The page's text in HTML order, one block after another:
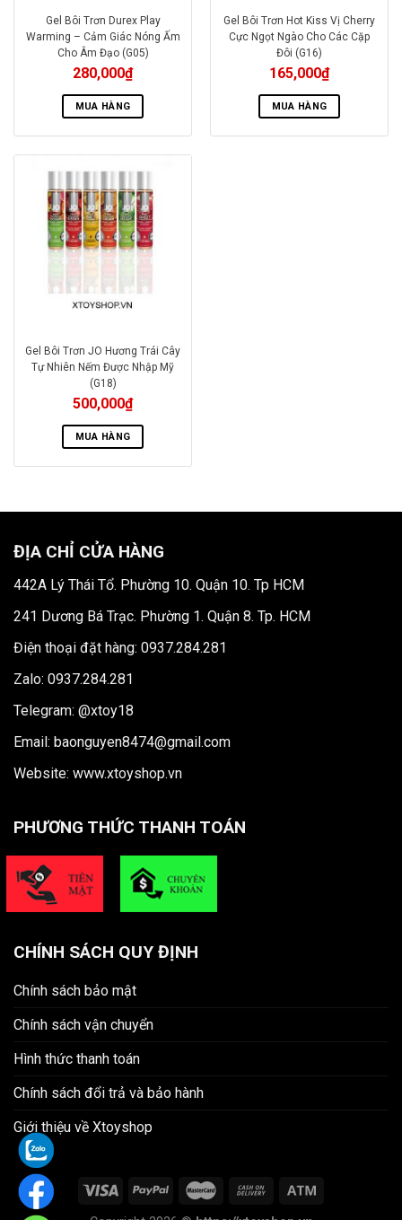
Gel Bôi Trơn Durex Play
Warming – Cảm Giác Nóng Ấm
Cho Âm Đạo (G05)
280,000₫
MUA HÀNG
Gel Bôi Trơn Hot Kiss Vị Cherry
Cực Ngọt Ngào Cho Các Cặp
Đôi (G16)
165,000₫
MUA HÀNG
Gel Bôi Trơn JO Hương Trái Cây
Tự Nhiên Nếm Được Nhập Mỹ
(G18)
500,000₫
MUA HÀNG
ĐỊA CHỈ CỬA HÀNG
442A Lý Thái Tổ. Phường 10. Quận 10. Tp HCM
241 Dương Bá Trạc. Phường 1. Quận 8. Tp. HCM
Điện thoại đặt hàng: 0937.284.281
Zalo: 0937.284.281
Telegram: @xtoy18
Email: baonguyen8474@gmail.com
Website: www.xtoyshop.vn
PHƯƠNG THỨC THANH TOÁN
CHÍNH SÁCH QUY ĐỊNH
Chính sách bảo mật
Chính sách vận chuyển
Hình thức thanh toán
Chính sách đổi trả và bảo hành
Giới thiệu về Xtoyshop